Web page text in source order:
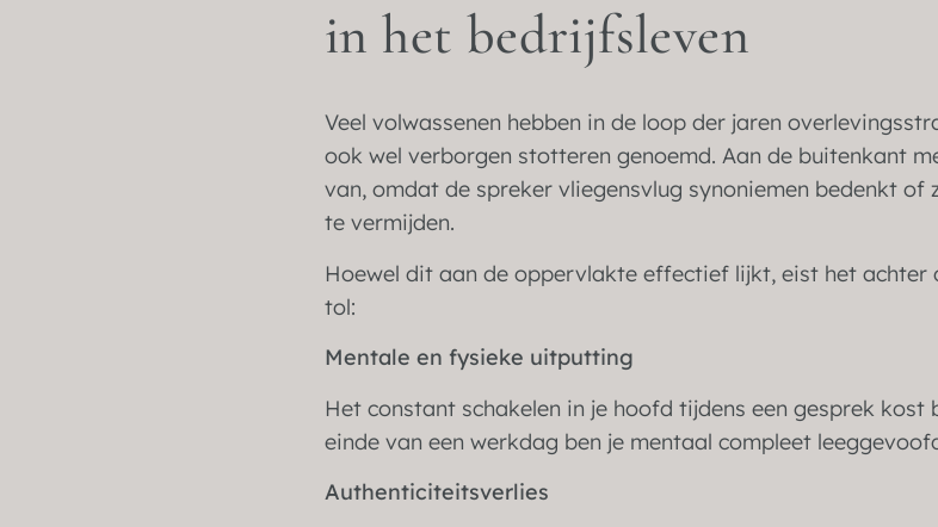
in het bedrijfsleven
Veel volwassenen hebben in de loop der jaren
ook wel verborgen stotteren genoemd. Aan de buitenkant
van, omdat de spreker vliegensvlug synoniemen bedenkt of
te vermijden.
Hoewel dit aan de oppervlakte effectief lijkt, eist het achter
tol:
Mentale en fysieke uitputting
Het constant schakelen in je hoofd tijdens een gesprek kost
einde van een werkdag ben je mentaal compleet
Authenticiteitsverlies